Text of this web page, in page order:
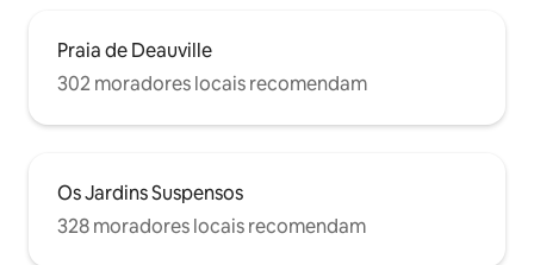
Praia de Deauville
302 moradores locais recomendam
Os Jardins Suspensos
328 moradores locais recomendam